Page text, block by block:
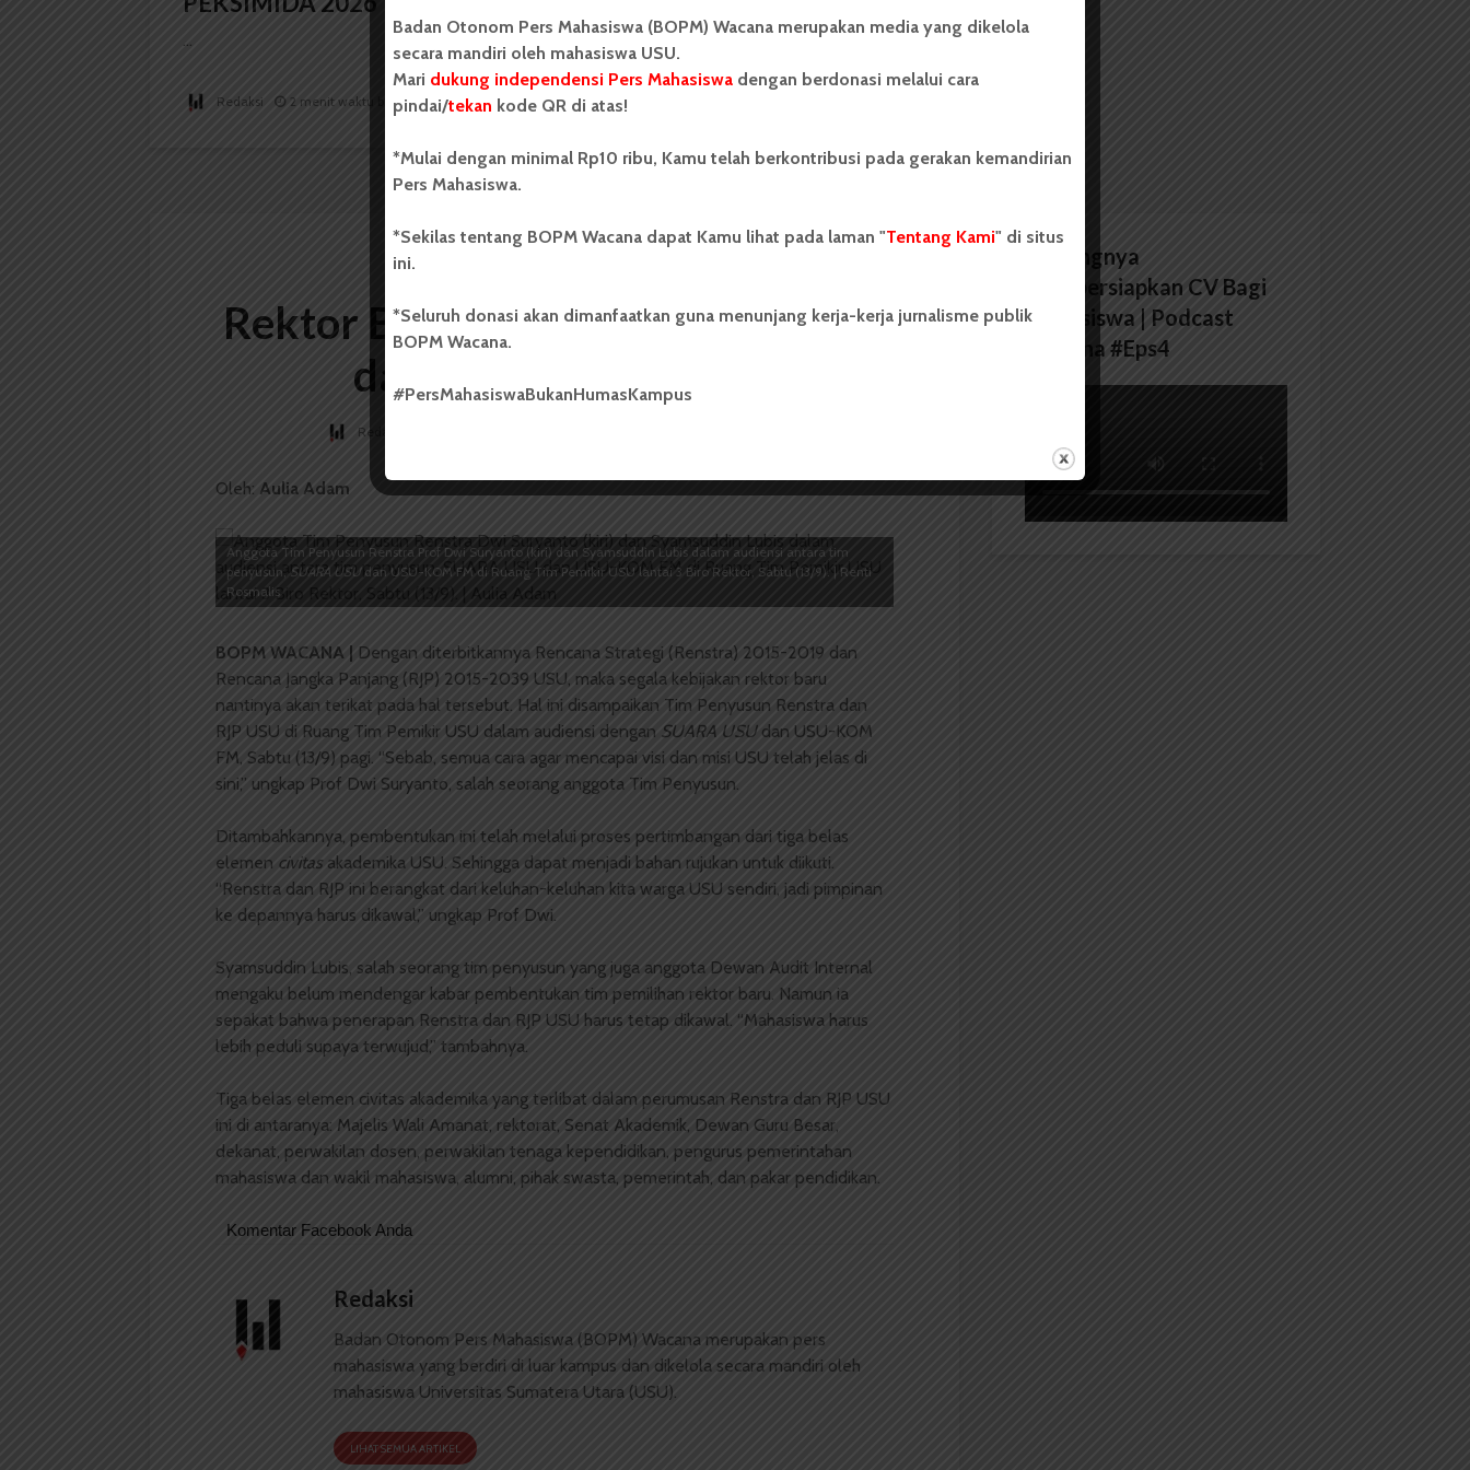
...
Redaksi 2 menit waktu baca
Rektor Baru Tak Boleh Melenceng
dari Renstra dan RJP
Redaksi
Oleh: Aulia Adam
Anggota Tim Penyusun Renstra Prof Dwi Suryanto (kiri) dan Syamsuddin Lubis dalam audiensi antara tim
penyusun,SUARA USUdan USU-KOM FM di Ruang Tim Pemikir USU lantai 3 Biro Rektor, Sabtu (13/9). | Renti
Rosmalis
BOPM WACANA |
Dengan diterbitkannya Rencana Strategi (Renstra) 2015-2019 dan
Rencana Jangka Panjang (RJP) 2015-2039 USU, maka segala kebijakan rektor baru
nantinya akan terikat pada hal tersebut. Hal ini disampaikan Tim Penyusun Renstra dan
RJP USU di Ruang Tim Pemikir USU dalam audiensi dengan SUARA USUdan USU-KOM
FM, Sabtu (13/9) pagi. “Sebab, semua cara agar mencapai visi dan misi USU telah jelas di
sini,” ungkap Prof Dwi Suryanto, salah seorang anggota Tim Penyusun.
Ditambahkannya, pembentukan ini telah melalui proses pertimbangan dari tiga belas
elemen civitas akademika USU. Sehingga dapat menjadi bahan rujukan untuk diikuti.
“Renstra dan RJP ini berangkat dari keluhan-keluhan kita warga USU sendiri, jadi pimpinan
ke depannya harus dikawal,” ungkap Prof Dwi.
Syamsuddin Lubis, salah seorang tim penyusun yang juga anggota Dewan Audit Internal
mengaku belum mendengar kabar pembentukan tim pemilihan rektor baru. Namun ia
sepakat bahwa penerapan Renstra dan RJP USU harus tetap dikawal. “Mahasiswa harus
lebih peduli supaya terwujud,” tambahnya.
Tiga belas elemen civitas akademika yang terlibat dalam perumusan Renstra dan RJP USU
ini di antaranya: Majelis Wali Amanat, rektorat, Senat Akademik, Dewan Guru Besar,
dekanat, perwakilan dosen, perwakilan tenaga kependidikan, pengurus pemerintahan
mahasiswa dan wakil mahasiswa, alumni, pihak swasta, pemerintah, dan pakar pendidikan.
Komentar Facebook Anda
Redaksi
Badan Otonom Pers Mahasiswa (BOPM) Wacana merupakan pers
mahasiswa yang berdiri di luar kampus dan dikelola secara mandiri oleh
mahasiswa Universitas Sumatera Utara (USU).
LIHAT SEMUA ARTIKEL
Pentingnya
Mempersiapkan CV Bagi
Mahasiswa | Podcast
Wacana #Eps4
Badan Otonom Pers Mahasiswa (BOPM) Wacana merupakan media yang dikelola
secara mandiri oleh mahasiswa USU.
Mari dukung independensi Pers Mahasiswa dengan berdonasi melalui cara
pindai/tekan kode QR di atas!
*Mulai dengan minimal Rp10 ribu, Kamu telah berkontribusi pada gerakan kemandirian
Pers Mahasiswa.
*Sekilas tentang BOPM Wacana dapat Kamu lihat pada laman "Tentang Kami" di situs
ini.
*Seluruh donasi akan dimanfaatkan guna menunjang kerja-kerja jurnalisme publik
BOPM Wacana.
#PersMahasiswaBukanHumasKampus